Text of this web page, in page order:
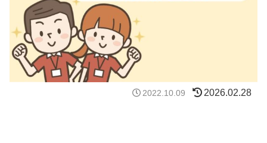
2022.10.09 2026.02.28